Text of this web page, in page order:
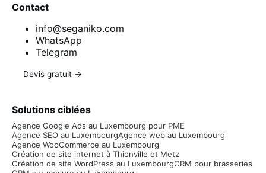
Contact
info@seganiko.com
WhatsApp
Telegram
Devis gratuit →
Solutions ciblées
Agence Google Ads au Luxembourg pour PME
Agence SEO au LuxembourgAgence web au Luxembourg
Agence WooCommerce au Luxembourg
Création de site internet à Thionville et Metz
Création de site WordPress au LuxembourgCRM pour brasseries